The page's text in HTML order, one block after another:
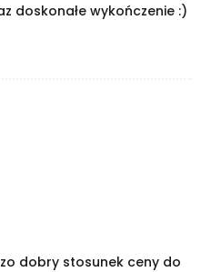
doskonałe wykończenie :)
dobry stosunek ceny do